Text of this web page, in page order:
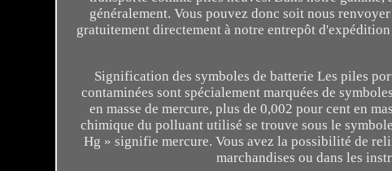
généralement. Vous pouvez donc soit nous
gratuitement directement à notre entrepôt
Signification des symboles de batterie Les piles
contaminées sont spécialement marquées de
en masse de mercure, plus de 0,002 pour cent en
chimique du polluant utilisé se trouve sous le
Hg » signifie mercure. Vous avez la possibilité de
marchandises ou dans les